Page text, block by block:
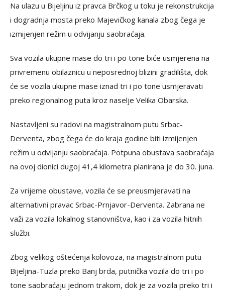
Na ulazu u Bijeljinu iz pravca Brčkog u toku je rekonstrukcija
i dogradnja mosta preko Majevičkog kanala zbog čega je
izmijenjen režim u odvijanju saobraćaja.
Sva vozila ukupne mase do tri i po tone biće usmjerena na
privremenu obilaznicu u neposrednoj blizini gradilišta, dok
će se vozila ukupne mase iznad tri i po tone usmjeravati
preko regionalnog puta kroz naselje Velika Obarska.
Nastavljeni su radovi na magistralnom putu Srbac-
Derventa, zbog čega će do kraja godine biti izmijenjen
režim u odvijanju saobraćaja. Potpuna obustava saobraćaja
na ovoj dionici dugoj 41,4 kilometra planirana je do 30. juna.
Za vrijeme obustave, vozila će se preusmjeravati na
alternativni pravac Srbac-Prnjavor-Derventa. Zabrana ne
važi za vozila lokalnog stanovništva, kao i za vozila hitnih
službi.
Zbog velikog oštećenja kolovoza, na magistralnom putu
Bijeljina-Tuzla preko Banj brda, putnička vozila do tri i po
tone saobraćaju jednom trakom, dok je za vozila preko tri i